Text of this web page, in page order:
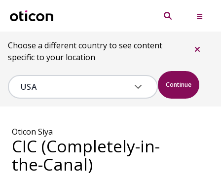
Choose a different country to see content
specific to your location
Continue
Oticon Siya
CIC (Completely-in-
the-Canal)